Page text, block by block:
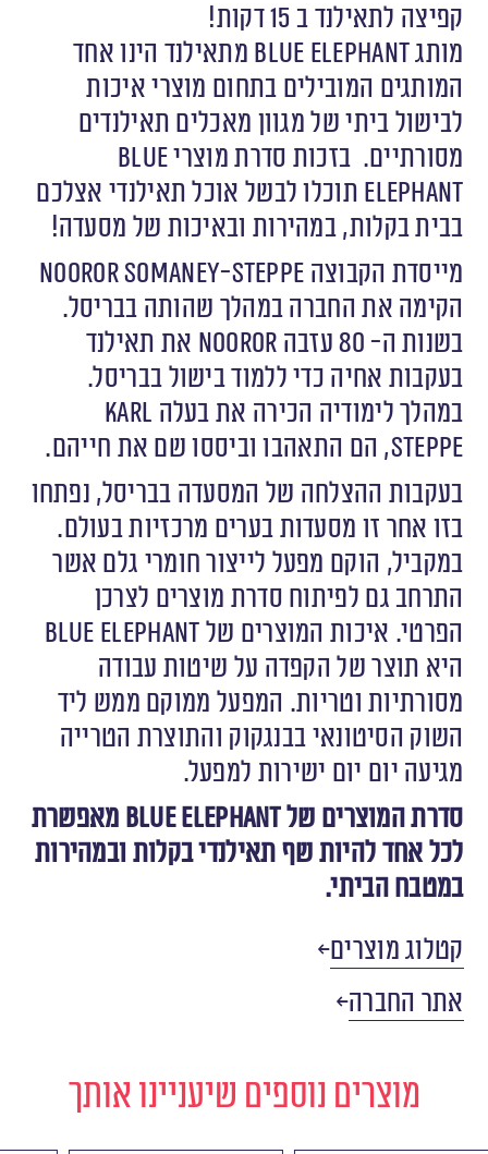
קפיצה לתאילנד ב 15 דקות!
מותג Blue Elephant מתאילנד הינו אחד
המותגים המובילים בתחום מוצרי איכות
לבישול ביתי של מגוון מאכלים תאילנדים
מסורתיים.
בזכות סדרת מוצרי Blue
Elephant תוכלו לבשל אוכל תאילנדי אצלכם
בבית בקלות, במהירות ובאיכות של מסעדה!
מייסדת הקבוצה Nooror Somaney-Steppe
הקימה את החברה במהלך שהותה בבריסל.
בשנות ה- 80 עזבה Nooror את תאילנד
בעקבות אחיה כדי ללמוד בישול בבריסל.
במהלך לימודיה הכירה את בעלה Karl
Steppe, הם התאהבו וביססו שם את חייהם.
בעקבות ההצלחה של המסעדה בבריסל, נפתחו
בזו אחר זו מסעדות בערים מרכזיות בעולם.
במקביל, הוקם מפעל לייצור חומרי גלם אשר
התרחב גם לפיתוח סדרת מוצרים לצרכן
הפרטי. איכות המוצרים של Blue Elephant
היא תוצר של הקפדה על שיטות עבודה
מסורתיות וטריות. המפעל ממוקם ממש ליד
השוק הסיטונאי בבנגקוק והתוצרת הטרייה
מגיעה יום יום ישירות למפעל.
סדרת המוצרים של Blue Elephant מאפשרת
לכל אחד להיות שף תאילנדי בקלות ובמהירות
במטבח הביתי.
קטלוג מוצרים
אתר החברה
מוצרים נוספים שיעניינו אותך